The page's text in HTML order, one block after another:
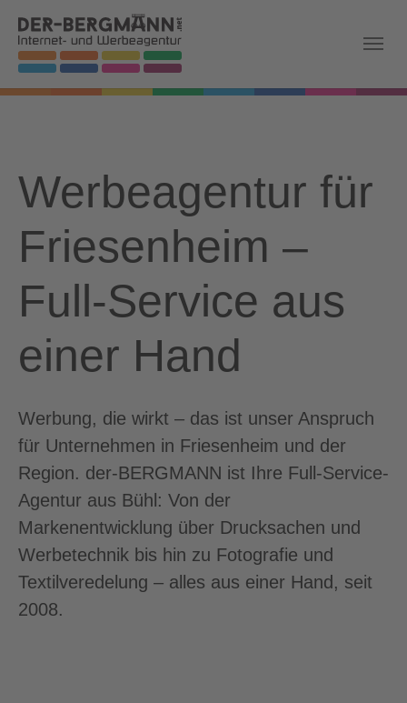
Skip to main navigation
Zum Hauptinhalt springen
Skip to page footer
Werbeagentur für
Friesenheim –
Full-Service aus
einer Hand
Werbung, die wirkt – das ist unser Anspruch
für Unternehmen in Friesenheim und der
Region. der-BERGMANN ist Ihre Full-Service-
Agentur aus Bühl: Von der
Markenentwicklung über Drucksachen und
Werbetechnik bis hin zu Fotografie und
Textilveredelung – alles aus einer Hand, seit
2008.